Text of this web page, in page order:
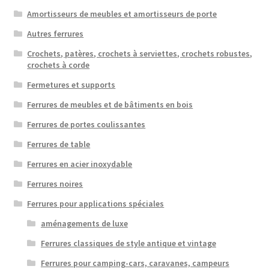
Amortisseurs de meubles et amortisseurs de porte
Autres ferrures
Crochets, patères, crochets à serviettes, crochets robustes,
crochets à corde
Fermetures et supports
Ferrures de meubles et de bâtiments en bois
Ferrures de portes coulissantes
Ferrures de table
Ferrures en acier inoxydable
Ferrures noires
Ferrures pour applications spéciales
aménagements de luxe
Ferrures classiques de style antique et vintage
Ferrures pour camping-cars, caravanes, campeurs